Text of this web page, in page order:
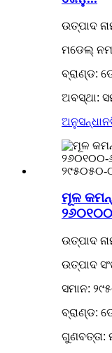
ଉତ୍ପାଦ
ମଡେଲ୍
ବ୍ରାଣ୍ଡ:
ଅବସ୍ଥା:
ଅନୁସନ୍ଧାନ
ମୂଳ
ଉତ୍ପାଦ
ଉତ୍ପାଦ
ସମାନ:
ବ୍ରାଣ୍ଡ:
ଗୁଣବତ୍ତା: